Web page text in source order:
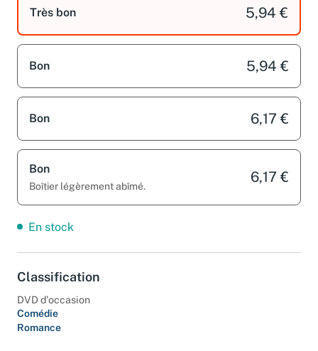
Très bon 5,94 €
Bon 5,94 €
Bon 6,17 €
Bon
Boîtier légèrement abîmé.
6,17 €
En stock
Classification
DVD d'occasion
Comédie
Romance